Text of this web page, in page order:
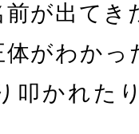
が出て
体がわか
叩かれた